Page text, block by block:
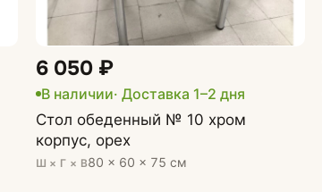
6 050 ₽
В наличии· Доставка 1–2 дня
Стол обеденный № 10 хром
корпус, орех
Ш × Г × В80 × 60 × 75 см